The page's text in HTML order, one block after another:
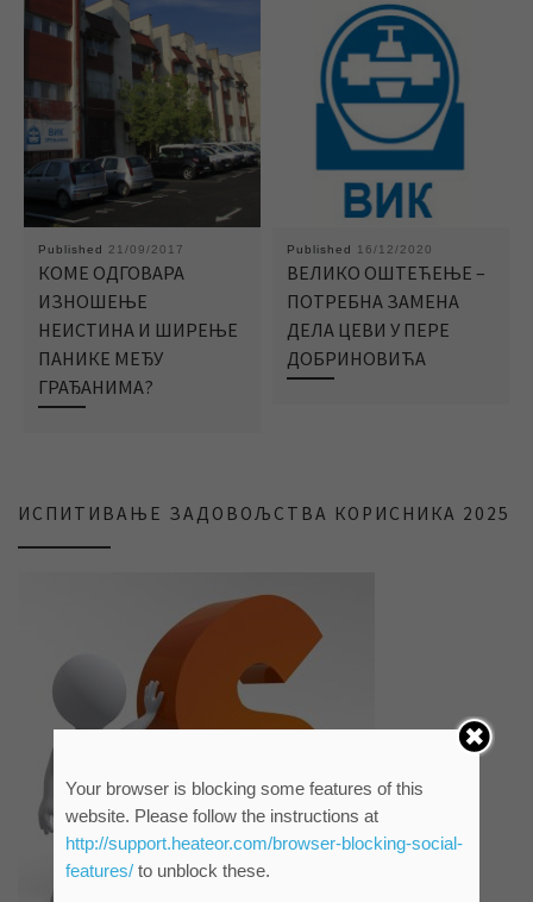
Published 21/09/2017
КОМЕ ОДГОВАРА
ИЗНОШЕЊЕ
НЕИСТИНА И ШИРЕЊЕ
ПАНИКЕ МЕЂУ
ГРАЂАНИМА?
Published 16/12/2020
ВЕЛИКО ОШТЕЋЕЊЕ –
ПОТРЕБНА ЗАМЕНА
ДЕЛА ЦЕВИ У ПЕРЕ
ДОБРИНОВИЋА
ИСПИТИВАЊЕ ЗАДОВОЉСТВА КОРИСНИКА 2025
Your browser is blocking some features of this
website. Please follow the instructions at
http://support.heateor.com/browser-blocking-social-
features/to unblock these.